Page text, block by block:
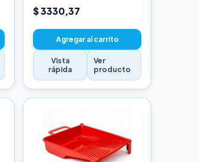
17CM
$ 3330,37
Agregar al carrito
Vista
rápida
Ver
producto